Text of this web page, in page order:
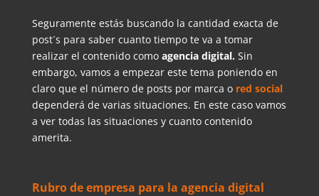
Seguramente estás buscando la cantidad exacta de
post´s para saber cuanto tiempo te va a tomar
realizar el contenido comoagencia digital. Sin
embargo, vamos a empezar este tema poniendo en
claro que el número de posts por marca o red social
dependerá de varias situaciones. En este caso vamos
a ver todas las situaciones y cuanto contenido
amerita.
Rubro de empresa para la agencia digital